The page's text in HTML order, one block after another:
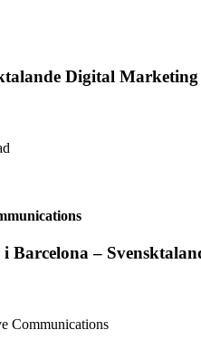
Digital Marketing
–
Communications